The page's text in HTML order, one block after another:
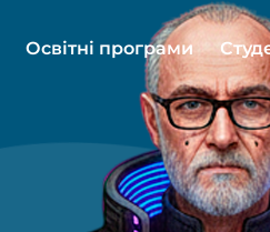
Освітні програми